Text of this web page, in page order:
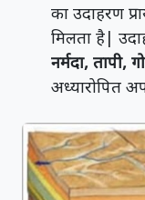
का उदाहरण
मिलता है|
नर्मदा, तापी,
अध्यारोपित